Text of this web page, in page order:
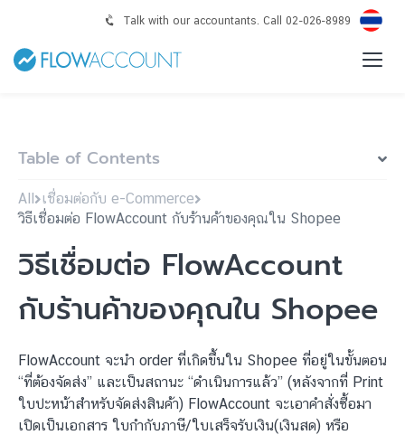
Talk with our accountants. Call 02-026-8989
Table of Contents
All เชื่อมต่อกับ e-Commerce
วิธีเชื่อมต่อ FlowAccount กับร้านค้าของคุณใน Shopee
วิธีเชื่อมต่อ FlowAccount
กับร้านค้าของคุณใน Shopee
FlowAccount จะนำ order ที่เกิดขึ้นใน Shopee ที่อยู่ในขั้นตอน
“ที่ต้องจัดส่ง” และเป็นสถานะ “ดำเนินการแล้ว” (หลังจากที่ Print
ใบปะหน้าสำหรับจัดส่งสินค้า) FlowAccount จะเอาคำสั่งซื้อมา
เปิดเป็นเอกสาร ใบกำกับภาษี/ใบเสร็จรับเงิน(เงินสด) หรือ